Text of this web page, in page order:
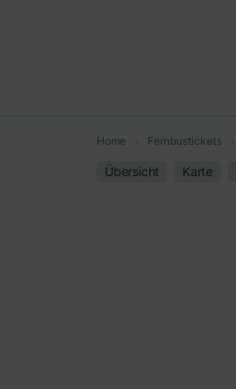
Home Fernbustickets
Übersicht Karte